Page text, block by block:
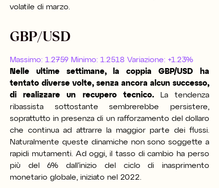
volatile di marzo.
GBP/USD
Massimo: 1.2759 Minimo: 1.2518 Variazione: +1.23%
Nelle ultime settimane, la coppia GBP/USD ha
tentato diverse volte, senza ancora alcun successo,
di realizzare un recupero tecnico.
La tendenza
ribassista sottostante sembrerebbe persistere,
soprattutto in presenza di un rafforzamento del dollaro
che continua ad attrarre la maggior parte dei flussi.
Naturalmente queste dinamiche non sono soggette a
rapidi mutamenti. Ad oggi, il tasso di cambio ha perso
più del 6% dall’inizio del ciclo di inasprimento
monetario globale, iniziato nel 2022.